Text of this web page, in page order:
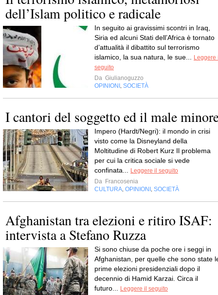
dell’Islam politico e radicale
In seguito ai gravissimi scontri in Iraq,
Siria ed alcuni Stati dell’Africa è tornato
d’attualità il dibattito sul terrorismo
islamico, la sua natura, le sue...
Leggere
seguito
Da Giulianoguzzo
OPINIONI SOCIETÀ
I cantori del soggetto ed il male
Impero (Hardt/Negri): il mondo in crisi
visto come la Disneyland della
Moltitudine di Robert Kurz Il problema
per cui la critica sociale si vede
confinata...
Leggere il seguito
Da Francosenia
CULTURA OPINIONI SOCIETÀ
Afghanistan tra elezioni e ritiro ISAF:
intervista a Stefano Ruzza
Si sono chiuse da poche ore i seggi in
Afghanistan, per quelle che sono state
prime elezioni presidenziali dopo il
decennio di Hamid Karzai. Circa il
futuro...
Leggere il seguito